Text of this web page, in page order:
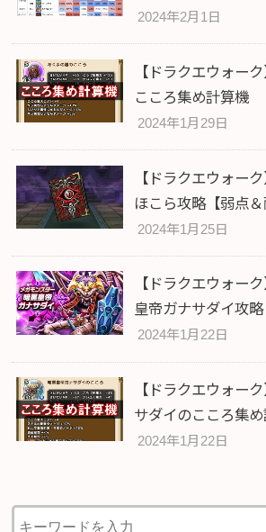
2024年2月1日
【ドラクエウォー
こころ集め計算機
2024年1月29日
【ドラクエウォー
ほこら攻略【弱点＆
2024年1月25日
【ドラクエウォー
皇帝ガナサダイ攻略
2024年1月22日
【ドラクエウォー
サダイのこころ集
2024年1月22日